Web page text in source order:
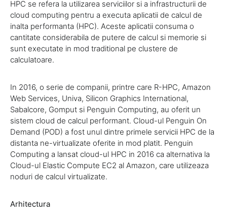
HPC se refera la utilizarea serviciilor si a infrastructurii de
cloud computing pentru a executa aplicatii de calcul de
inalta performanta (HPC). Aceste aplicatii consuma o
cantitate considerabila de putere de calcul si memorie si
sunt executate in mod traditional pe clustere de
calculatoare.
In 2016, o serie de companii, printre care R-HPC, Amazon
Web Services, Univa, Silicon Graphics International,
Sabalcore, Gomput si Penguin Computing, au oferit un
sistem cloud de calcul performant. Cloud-ul Penguin On
Demand (POD) a fost unul dintre primele servicii HPC de la
distanta ne-virtualizate oferite in mod platit. Penguin
Computing a lansat cloud-ul HPC in 2016 ca alternativa la
Cloud-ul Elastic Compute EC2 al Amazon, care utilizeaza
noduri de calcul virtualizate.
Arhitectura